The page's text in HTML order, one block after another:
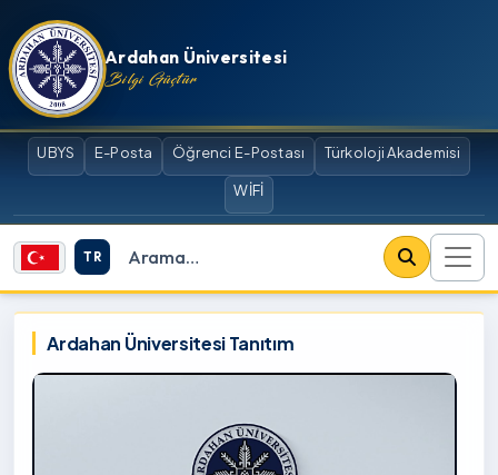
İçeriğe atla
Ardahan Üniversitesi
Bilgi Güçtür
UBYS E-Posta Öğrenci E-Postası Türkoloji Akademisi
WİFİ
TR
Site içi arama
Ardahan Üniversitesi
Ardahan Üniversitesi Tanıtım